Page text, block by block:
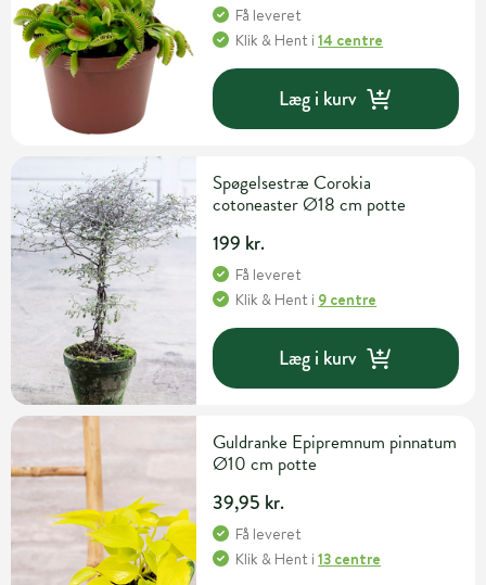
Få leveret
Klik & Hent i14 centre
Læg i kurv
Spøgelsestræ Corokia
cotoneaster Ø18 cm potte
199 kr.
Få leveret
Klik & Hent i 9 centre
Læg i kurv
Guldranke Epipremnum pinnatum
Ø10 cm potte
39,95 kr.
Få leveret
Klik & Hent i13 centre